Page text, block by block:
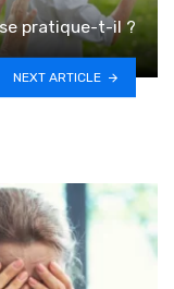
pratique-t-il ?
NEXT ARTICLE